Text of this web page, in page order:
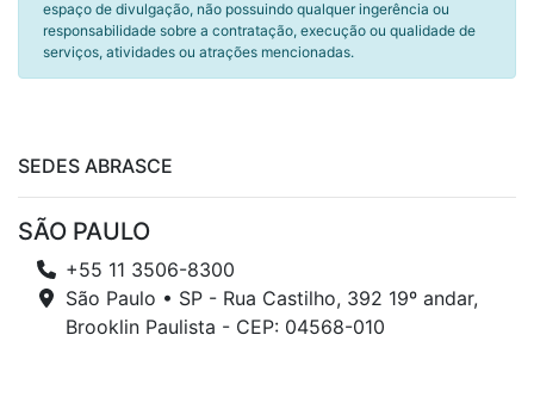
espaço de divulgação, não possuindo qualquer ingerência ou
responsabilidade sobre a contratação, execução ou qualidade de
serviços, atividades ou atrações mencionadas.
SEDES ABRASCE
SÃO PAULO
+55 11 3506-8300
São Paulo • SP - Rua Castilho, 392 19º andar,
Brooklin Paulista - CEP: 04568-010